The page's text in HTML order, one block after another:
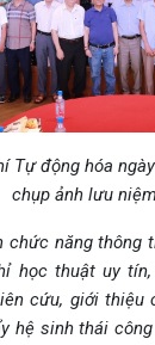
Tự động hóa
chụp ảnh lưu
chức năng thông
học thuật uy
cứu, giới thiệu
hệ sinh thái